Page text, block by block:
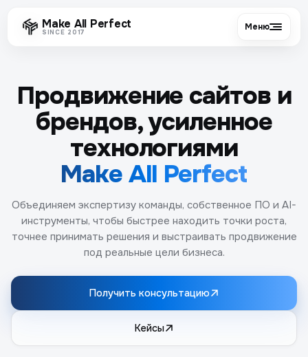
Make All Perfect
SINCE 2017 Меню
Продвижение сайтов и
брендов, усиленное
технологиями
Make All Perfect
Объединяем экспертизу команды, собственное ПО и AI-
инструменты, чтобы быстрее находить точки роста,
точнее принимать решения и выстраивать продвижение
под реальные цели бизнеса.
Получить консультацию
Кейсы